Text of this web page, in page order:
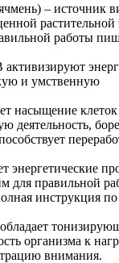
– источник
растительной
работы
и умственную
насыщение
деятельность,
энергетические
для правильной
инструкция
организма к
внимания.